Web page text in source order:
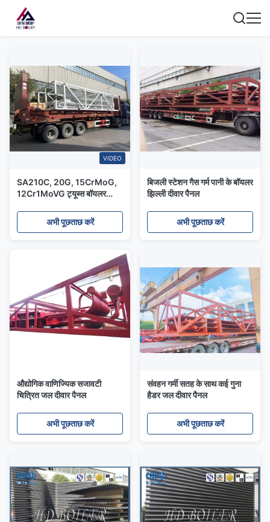
VIDEO
SA210C, 20G, 15CrMoG,
12Cr1MoVG ट्यूब्स बॉयलर
स्टेशन बॉयलर के लिए वॉटर वॉल
अभी पूछताछ करें
बिजली स्टेशन गैस गर्म पानी के बॉयलर
झिल्ली दीवार पैनल
अभी पूछताछ करें
औद्योगिक वाणिज्यिक सजावटी
चित्रित जल दीवार पैनल
अभी पूछताछ करें
संवहन गर्मी सतह के साथ कई गुना
हैडर जल दीवार पैनल
अभी पूछताछ करें